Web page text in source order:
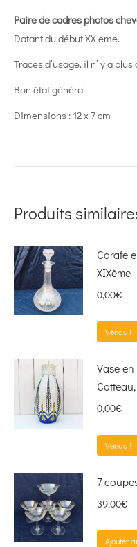
Paire de cadres photos
Datant du début XX eme.
Traces d’usage. il n’ y a
Bon état général.
Dimensions : 12 x 7 cm
Produits
Carafe
XIXème
0,00€
Vendu !
Vase
0,00€
Vendu !
7
39,00€
Ajouter